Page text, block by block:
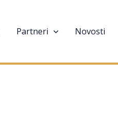
Partneri Novosti